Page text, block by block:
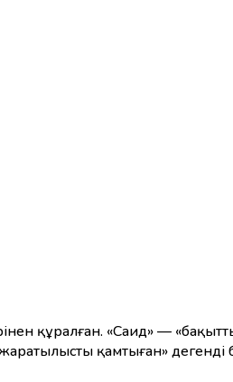
құралған. «Саид» —
қамтыған»